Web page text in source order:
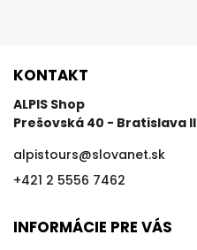
KONTAKT
ALPIS Shop
Prešovská 40 - Bratislava II
alpistours@slovanet.sk
+421 2 5556 7462
INFORMÁCIE PRE VÁS